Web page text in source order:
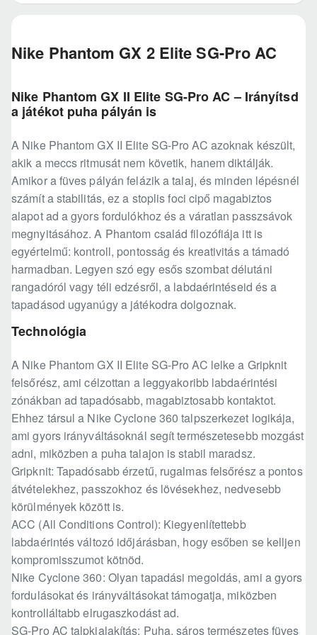
Nike Phantom GX 2 Elite SG-Pro AC
Nike Phantom GX II Elite SG-Pro AC – Irányítsd
a játékot puha pályán is
A Nike Phantom GX II Elite SG-Pro AC azoknak készült,
akik a meccs ritmusát nem követik, hanem diktálják.
Amikor a füves pályán felázik a talaj, és minden lépésnél
számít a stabilitás, ez a stoplis foci cipő magabiztos
alapot ad a gyors fordulókhoz és a váratlan passzsávok
megnyitásához. A Phantom család filozófiája itt is
egyértelmű: kontroll, pontosság és kreativitás a támadó
harmadban. Legyen szó egy esős szombat délutáni
rangadóról vagy téli edzésről, a labdaérintéseid és a
tapadásod ugyanúgy a játékodra dolgoznak.
Technológia
A Nike Phantom GX II Elite SG-Pro AC lelke a Gripknit
felsőrész, ami célzottan a leggyakoribb labdaérintési
zónákban ad tapadósabb, magabiztosabb kontaktot.
Ehhez társul a Nike Cyclone 360 talpszerkezet logikája,
ami gyors irányváltásoknál segít természetesebb mozgást
adni, miközben a puha talajon is stabil maradsz.
Gripknit: Tapadósabb érzetű, rugalmas felsőrész a pontos
átvételekhez, passzokhoz és lövésekhez, nedvesebb
körülmények között is.
ACC (All Conditions Control): Kiegyenlítettebb
labdaérintés változó időjárásban, hogy esőben se kelljen
kompromisszumot kötnöd.
Nike Cyclone 360: Olyan tapadási megoldás, ami a gyors
fordulásokat és irányváltásokat támogatja, miközben
kontrolláltabb elrugaszkodást ad.
SG-Pro AC talpkialakítás: Puha, sáros természetes füves